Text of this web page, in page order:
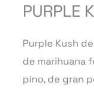
PURPLE
Purple Kush
de marihuana
pino, de gran